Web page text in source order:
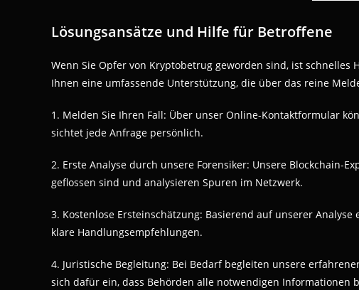
Lösungsansätze und Hilfe für Betroffene
Wenn Sie Opfer von Kryptobetrug geworden sind, ist schnelles
Ihnen eine umfassende Unterstützung, die über das reine
1. Melden Sie Ihren Fall: Über unser Online-Kontaktformular
sichtet jede Anfrage persönlich.
2. Erste Analyse durch unsere Forensiker: Unsere Blockchain-
geflossen sind und analysieren Spuren im Netzwerk.
3. Kostenlose Ersteinschätzung: Basierend auf unserer
klare Handlungsempfehlungen.
4. Juristische Begleitung: Bei Bedarf begleiten unsere
sich dafür ein, dass Behörden alle notwendigen Informationen